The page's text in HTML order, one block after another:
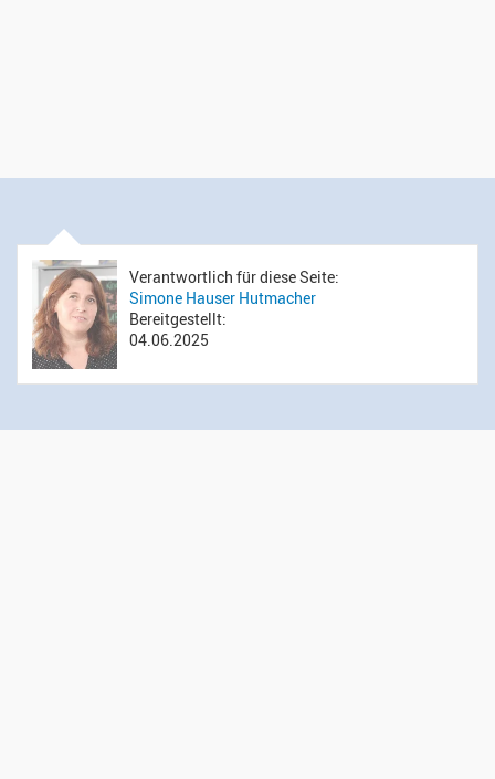
Verantwortlich für diese Seite:
Simone Hauser Hutmacher
Bereitgestellt:
04.06.2025